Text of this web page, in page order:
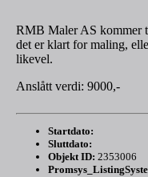
RMB Maler AS kommer
det er klart for maling,
likevel.
Anslått verdi: 9000,-
Startdato:
Sluttdato:
Objekt ID: 2353006